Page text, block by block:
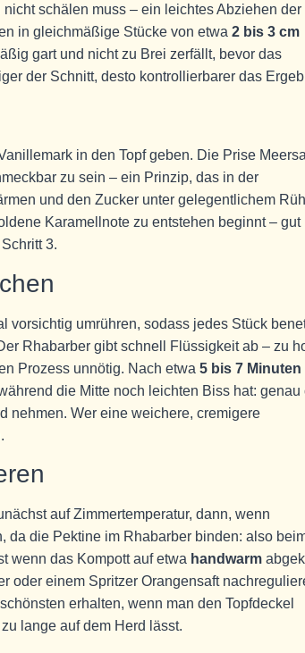
schälen muss – ein leichtes Abziehen der
in gleichmäßige Stücke von etwa 2 bis 3 cm
gart und nicht zu Brei zerfällt, bevor das
der Schnitt, desto kontrollierbarer das
in den Topf geben. Die Prise
zu sein – ein Prinzip, das in der
und den Zucker unter gelegentlichem
Karamellnote zu entstehen beginnt – gut
3.
vorsichtig umrühren, sodass jedes Stück
Rhabarber gibt schnell Flüssigkeit ab – zu
Prozess unnötig. Nach etwa 5 bis 7 Minuten
die Mitte noch leichten Biss hat: genau
nehmen. Wer eine weichere, cremigere
auf Zimmertemperatur, dann, wenn
da die Pektine im Rhabarber binden: also
wenn das Kompott auf etwa handwarm
oder einem Spritzer Orangensaft
erhalten, wenn man den Topfdeckel
lange auf dem Herd lässt.